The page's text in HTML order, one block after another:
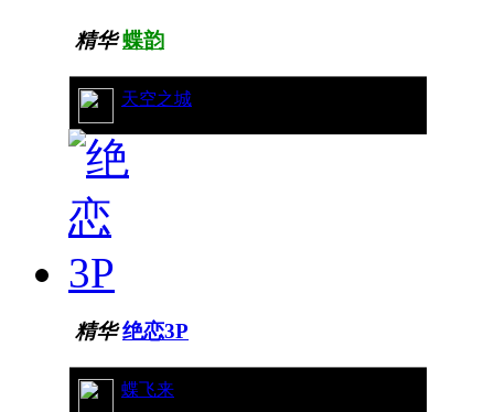
精华 蝶韵
天空之城
精华 绝恋3P
蝶飞来